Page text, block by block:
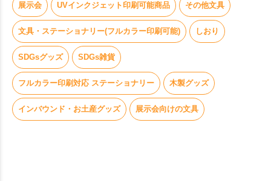
展示会 UVインクジェット印刷可能商品 その他文具
文具・ステーショナリー(フルカラー印刷可能) しおり
SDGsグッズ SDGs雑貨
フルカラー印刷対応 ステーショナリー 木製グッズ
インバウンド・お土産グッズ 展示会向けの文具